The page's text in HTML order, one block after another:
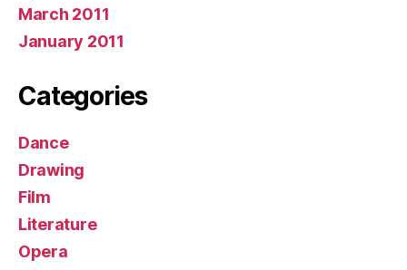
March 2011
January 2011
Categories
Dance
Drawing
Film
Literature
Opera